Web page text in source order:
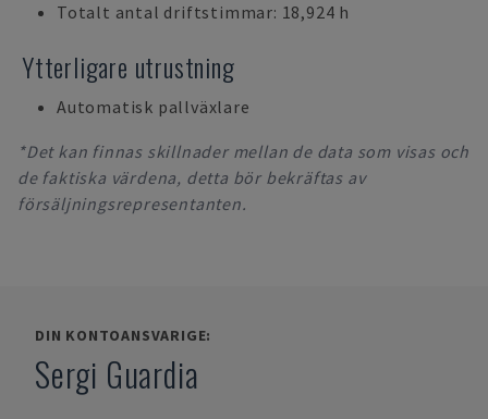
Totalt antal driftstimmar: 18,924 h
Ytterligare utrustning
Automatisk pallväxlare
*Det kan finnas skillnader mellan de data som visas och
de faktiska värdena, detta bör bekräftas av
försäljningsrepresentanten.
DIN KONTOANSVARIGE:
Sergi Guardia